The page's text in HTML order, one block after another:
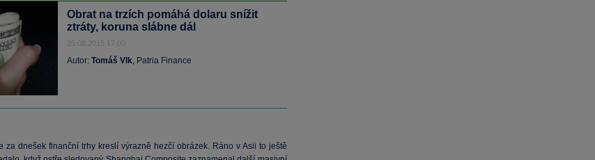
Obrat na trzích pomáhá dolaru snížit
ztráty, koruna slábne dál
25.08.2015 17:00
Autor: Tomáš Vlk, Patria Finance
za dnešek finanční trhy kreslí výrazně hezčí obrázek. Ráno v Asii to ještě